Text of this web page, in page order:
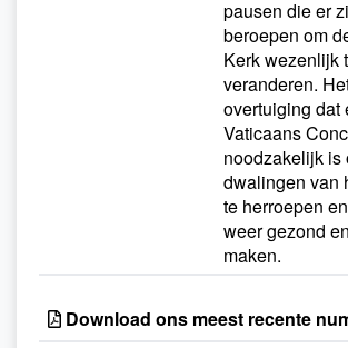
pausen die er
beroepen om
Kerk wezenlijk
veranderen.
overtuiging dat
Vaticaans
noodzakelijk is
dwalingen van
te herroepen
weer gezond
maken.
Download ons meest recente